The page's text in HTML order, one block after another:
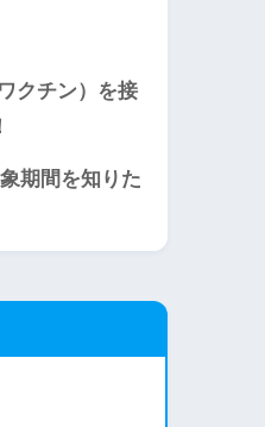
クチン）を接
期間を知りた